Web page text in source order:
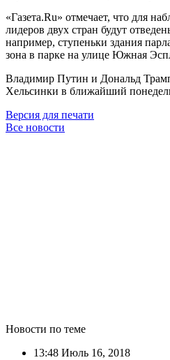
«Газета.Ru» отмечает, что для
лидеров двух стран будут
например, ступеньки здания
зона в парке на улице Южная
Владимир Путин и Дональд
Хельсинки в ближайший
Версия для печати
Все новости
Новости по теме
13:48 Июль 16, 2018